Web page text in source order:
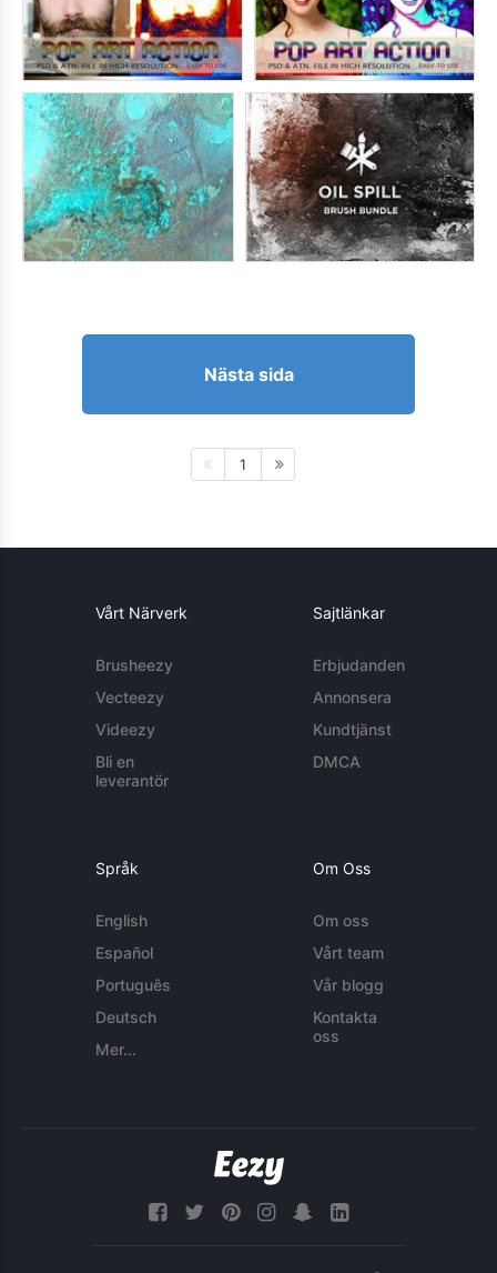
Nästa sida
1
Vårt Närverk
Brusheezy
Vecteezy
Videezy
Bli en
leverantör
Sajtlänkar
Erbjudanden
Annonsera
Kundtjänst
DMCA
Språk
English
Español
Português
Deutsch
Mer...
Om Oss
Om oss
Vårt team
Vår blogg
Kontakta
oss